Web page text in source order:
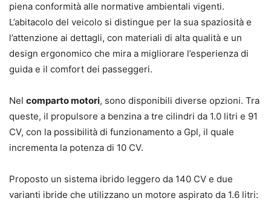
piena conformità alle normative ambientali vigenti.
L’abitacolo del veicolo si distingue per la sua spaziosità e
l’attenzione ai dettagli, con materiali di alta qualità e un
design ergonomico che mira a migliorare l’esperienza di
guida e il comfort dei passeggeri.
Nel comparto motori, sono disponibili diverse opzioni. Tra
queste, il propulsore a benzina a tre cilindri da 1.0 litri e 91
CV, con la possibilità di funzionamento a Gpl, il quale
incrementa la potenza di 10 CV.
Proposto un sistema ibrido leggero da 140 CV e due
varianti ibride che utilizzano un motore aspirato da 1.6 litri: